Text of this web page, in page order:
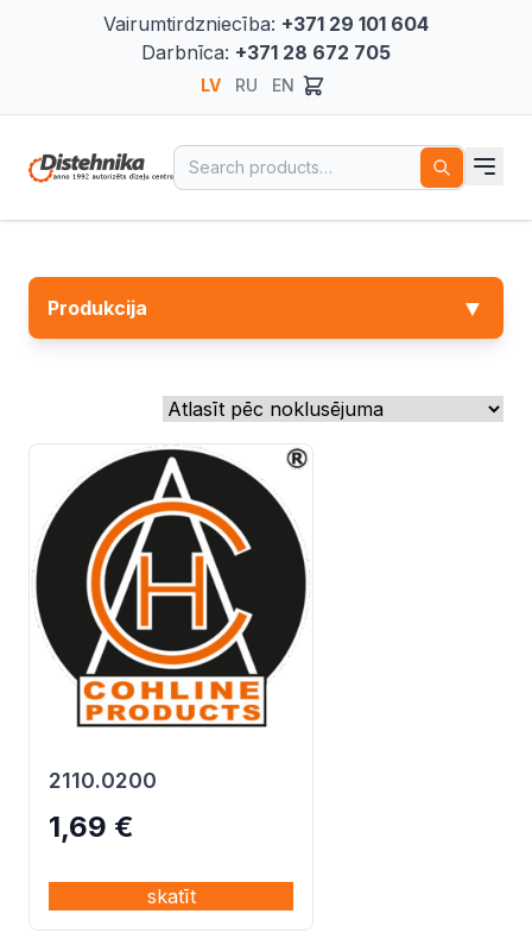
Vairumtirdzniecība: +371 29 101 604
Darbnīca: +371 28 672 705
LV RU EN
Search for:
Produkcija ▼
2110.0200
1,69 €
skatīt